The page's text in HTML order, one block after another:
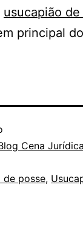
usucapião
principal
Cena Jurídica
de posse,